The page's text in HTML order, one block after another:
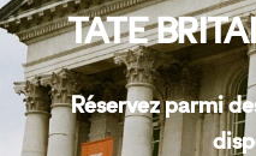
TATE
Réservez parmi